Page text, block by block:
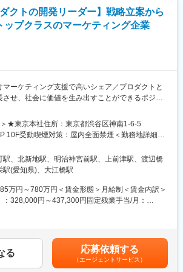
・経験：
ライズセールスのスキル・経験
ーの高いスキルである、エンタープライズセー
験、また深耕型営業のスキル・経験を身につけ
。
ーケティング全般のスキル・経験
ューの高いスキルである、デジタルマーケティン
・経験を身につけることができます。
ハンス開発要件に応じたシステム要求事項の整理
考慮した仕様策定
仕様説明
ェーズ＞
てのコミュニケーション設計
々なリスクへの対応計画
果測定や運用などもご担当いただきます。
実装などの実際に手を動かす業務は発生しませ
『Airペイ』における通信回線切り替えプロジェク
リプレース
入金遅延などの影響を防ぐ
仕様の差分整理、移行計画の策定、業務運用フロ
主導
ス稼働中における難易度の高い切り替えを無事に
クトの開発リーダー】戦略立案から
プクラスのマーケティング企業
マーケティング支援で高いシェア／プロダクトと
させ、社会に価値を生み出すことができるポジシ
いて
・観光業界に特化したSaaSプロダクトを通じて、
バウンド需要を支えています。
テクノロジーで広げる”
と、地域と世界をつなぐ新しい旅行体験を創出し
ロダクトと組織が成長するフェーズです。
行までをリードできる方に、このステージを楽し
んでいただきたいと考えています。
★東京本社住所：東京都渋谷区神南1-6-5
10F受動喫煙対策：屋内全面禁煙＜勤務地詳細2
知県名古屋市中区栄5-28-12 名古屋若宮ビル12F受
全面禁煙＜勤務地詳細3＞大阪オフィス住所：大
島１丁目５－２ フェザー堂島ビル 4F受動喫煙対
駅、北新地駅、明治神宮前駅、上前津駅、渡辺橋
駅(愛知県)、大江橋駅
万円～780万円＜賃金形態＞月給制＜賃金内訳＞
：328,000円～437,300円固定残業手当/月：
力を考慮の上、当社規定により決定いたします。■
10月）※能力により随時昇給あり■賞与：年2回（6
月）※会社業績および個人評価により支給賃金は
る 応募依頼する
（エージェントサービス）